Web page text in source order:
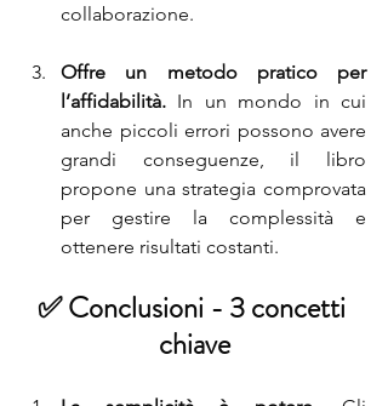
collaborazione.
Offre un metodo pratico per
l’affidabilità. In un mondo in cui
anche piccoli errori possono avere
grandi conseguenze, il libro
propone una strategia comprovata
per gestire la complessità e
ottenere risultati costanti.
✅ Conclusioni - 3 concetti
chiave